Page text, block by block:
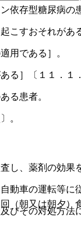
存型糖尿病の
すおそれがあ
用である］。
る］〔１１．１
る患者。
。
、薬剤の効果
車の運転等に
その対処方
（朝又は朝夕